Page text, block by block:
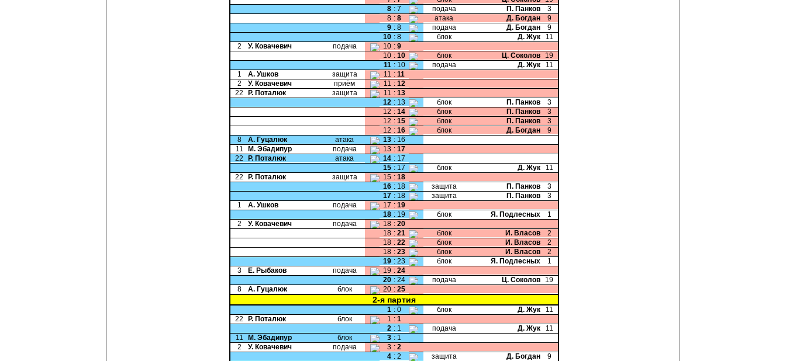
8 : 7 подача П. Панков
3
8 : 8 атака Д. Богдан
9
9 : 8 подача Д. Богдан
9
10 : 8 блок Д. Жук
11
2
У. Ковачевич подача 10 : 9
10 : 10 блок Ц. Соколов
19
11 : 10 подача Д. Жук
11
1
А. Ушков защита 11 : 11
2
У. Ковачевич приём 11 : 12
22
Р. Поталюк защита 11 : 13
12 : 13 блок П. Панков
3
12 : 14 блок П. Панков
3
12 : 15 блок П. Панков
3
12 : 16 блок Д. Богдан
9
8
А. Гуцалюк атака 13 : 16
11
М. Эбадипур подача 13 : 17
22
Р. Поталюк атака 14 : 17
15 : 17 блок Д. Жук
11
22
Р. Поталюк защита 15 : 18
16 : 18 защита П. Панков
3
17 : 18 защита П. Панков
3
1
А. Ушков подача 17 : 19
18 : 19 блок Я. Подлесных
1
2
У. Ковачевич подача 18 : 20
18 : 21 блок И. Власов
2
18 : 22 блок И. Власов
2
18 : 23 блок И. Власов
2
19 : 23 блок Я. Подлесных
1
3
Е. Рыбаков подача 19 : 24
20 : 24 подача Ц. Соколов
19
8
А. Гуцалюк блок 20 : 25
2-я партия
1 : 0 блок Д. Жук
11
22
Р. Поталюк блок 1 : 1
2 : 1 подача Д. Жук
11
11
М. Эбадипур блок 3 : 1
2
У. Ковачевич подача 3 : 2
4 : 2 защита Д. Богдан
9